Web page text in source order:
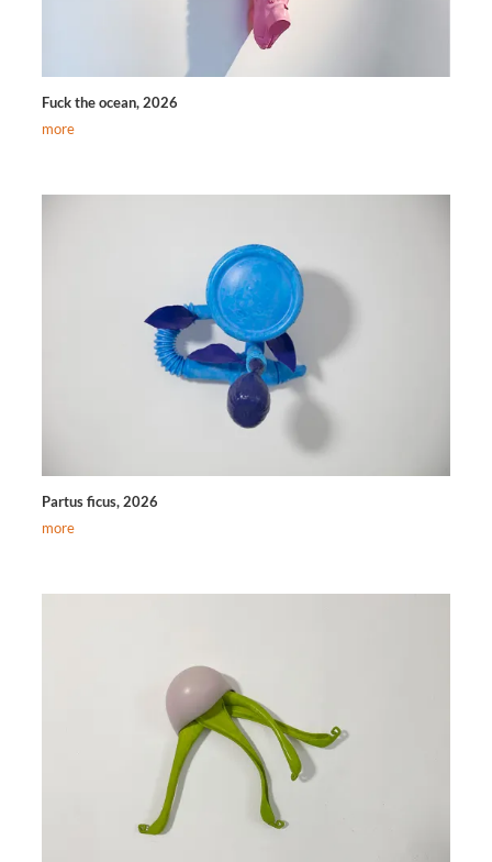
Fuck the ocean, 2026
more
Partus ficus, 2026
more